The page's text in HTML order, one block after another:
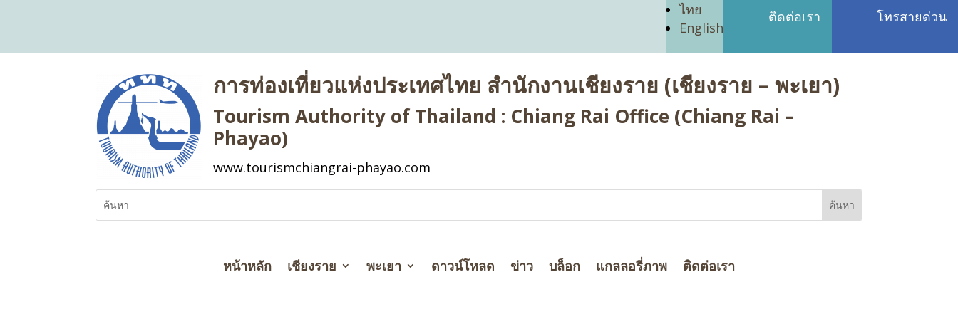
ไทย
English
ติดต่อเรา โทรสายด่วน
การท่องเที่ยวแห่งประเทศไทย สำนักงานเชียงราย (เชียงราย – พะเยา)
Tourism Authority of Thailand : Chiang Rai Office (Chiang Rai –
Phayao)
www.tourismchiangrai-phayao.com
หน้าหลัก เชียงราย พะเยา ดาวน์โหลด ข่าว บล็อก แกลลอรี่ภาพ ติดต่อเรา